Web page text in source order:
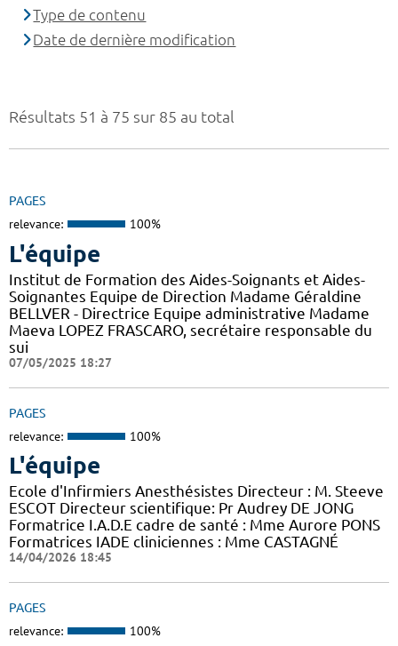
Résultats 51 à 75 sur 85 au total
PAGES
relevance: 100%
L'équipe
Institut de Formation des Aides-Soignants et Aides-
Soignantes Equipe de Direction Madame Géraldine
BELLVER - Directrice Equipe administrative Madame
Maeva LOPEZ FRASCARO, secrétaire responsable du
sui
07/05/2025 18:27
PAGES
relevance: 100%
L'équipe
Ecole d'Infirmiers Anesthésistes Directeur : M. Steeve
ESCOT Directeur scientifique: Pr Audrey DE JONG
Formatrice I.A.D.E cadre de santé : Mme Aurore PONS
Formatrices IADE cliniciennes : Mme CASTAGNÉ
14/04/2026 18:45
PAGES
relevance: 100%
Type de contenu
Date de dernière modification